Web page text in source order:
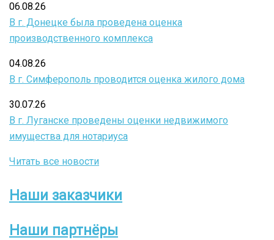
06.08.26
В г. Донецке была проведена оценка
производственного комплекса
04.08.26
В г. Симферополь проводится оценка жилого дома
30.07.26
В г. Луганске проведены оценки недвижимого
имущества для нотариуса
Читать все новости
Боковое
меню
Наши заказчики
Наши партнёры